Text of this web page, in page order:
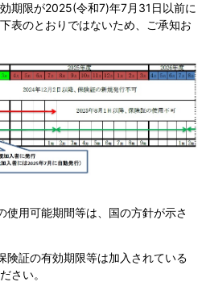
期限が2025(令和7)年7月31日以前に
表のとおりではないため、ご承知お
用可能期間等は、国の方針が示さ
証の有効期限等は加入されている
さい。